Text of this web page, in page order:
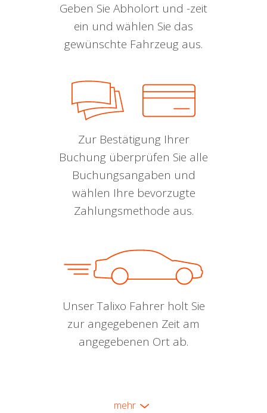
Geben Sie Abholort und -zeit
ein und wählen Sie das
gewünschte Fahrzeug aus.
Zur Bestätigung Ihrer
Buchung überprüfen Sie alle
Buchungsangaben und
wählen Ihre bevorzugte
Zahlungsmethode aus.
Unser Talixo Fahrer holt Sie
zur angegebenen Zeit am
angegebenen Ort ab.
mehr